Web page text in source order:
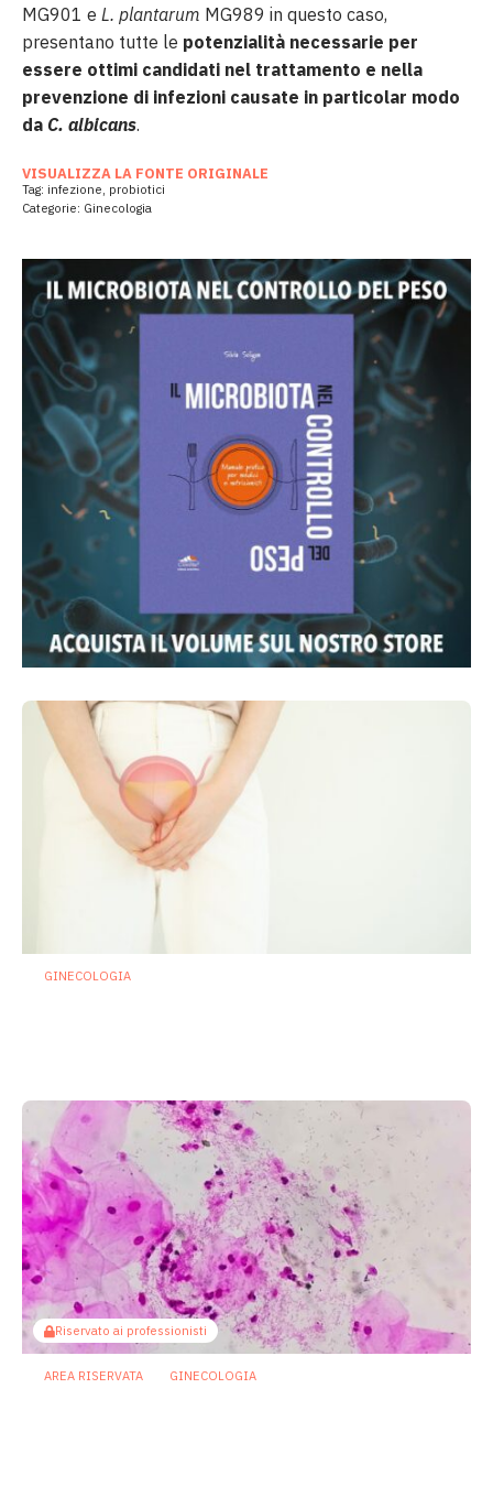
MG901 e L. plantarum MG989 in questo caso,
presentano tutte le potenzialità necessarie per
essere ottimi candidati nel trattamento e nella
prevenzione di infezioni causate in particolar modo
da C. albicans.
VISUALIZZA LA FONTE ORIGINALE
Tag: infezione, probiotici
Categorie: Ginecologia
GINECOLOGIA
Riservato ai professionisti
AREA RISERVATA GINECOLOGIA